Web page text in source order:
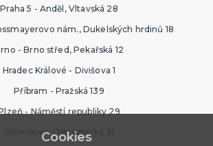
Praha 5 - Anděl, Vltavská 28
nám., Dukelských hrdinů 18
- Brno střed, Pekařská 12
Hradec Králové - Divišova 1
Příbram - Pražská 139
- Náměstí republiky 29
Olomouc - Ostružnická 31
Cookies